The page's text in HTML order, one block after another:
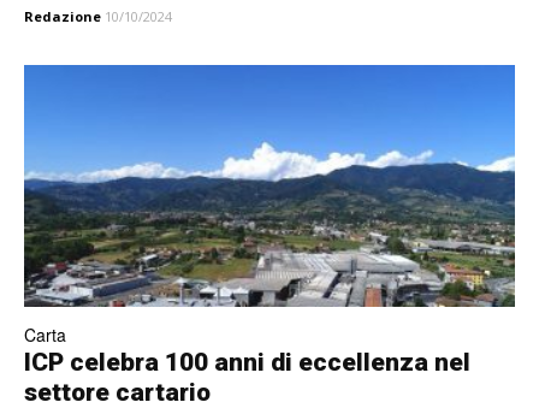
Redazione 10/10/2024
Carta
ICP celebra 100 anni di eccellenza nel
settore cartario